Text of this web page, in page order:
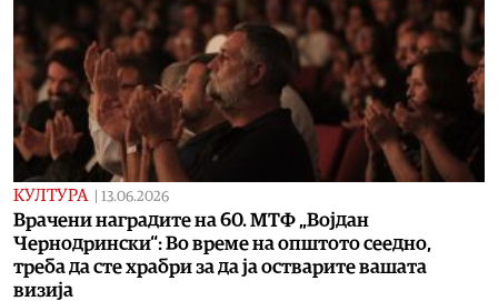
КУЛТУРА | 13.06.2026
Врачени наградите на 60. МТФ „Војдан
Чернодрински“: Во време на општото сеедно,
треба да сте храбри за да ја остварите вашата
визија